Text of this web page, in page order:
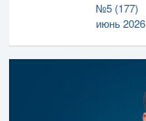
№5 (177)
июнь 2026